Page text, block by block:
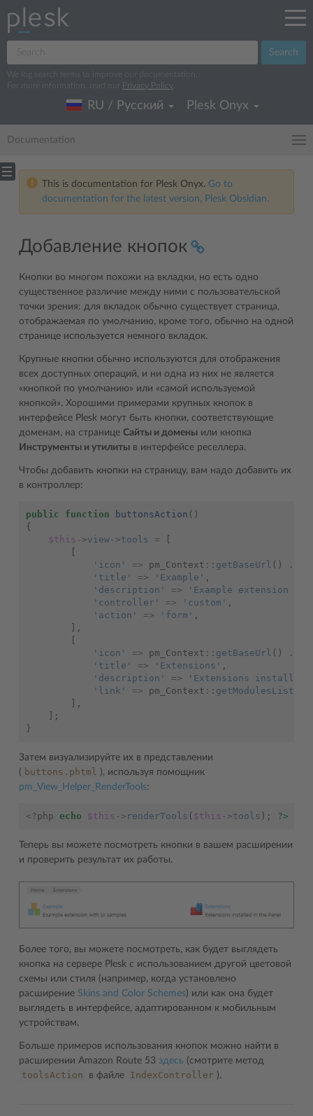
Search
We log search terms to improve our documentation.
For more information, read our
Privacy Policy
RU / Русский Plesk Onyx
Documentation
This is documentation for Plesk Onyx. Go to
documentation for the latest version, Plesk Obsidian.
Добавление кнопок
Кнопки во многом похожи на вкладки, но есть одно
существенное различие между ними с пользовательской
точки зрения: для вкладок обычно существует страница,
отображаемая по умолчанию, кроме того, обычно на одной
странице используется немного вкладок.
Крупные кнопки обычно используются для отображения
всех доступных операций, и ни одна из них не является
«кнопкой по умолчанию» или «самой используемой
кнопкой». Хорошими примерами крупных кнопок в
интерфейсе Plesk могут быть кнопки, соответствующие
доменам, на странице Сайты и домены или кнопка
Инструменты и утилиты в интерфейсе реселлера.
Чтобы добавить кнопки на страницу, вам надо добавить их
в контроллер:
public function buttonsAction ()
{
$this ->view->tools =
'icon'
=> pm_Context :: getBaseUrl () .
'title'
=> 'Example' ,
'description'
=>
'Example extension
'controller'
=> 'custom' ,
'action'
=> 'form' ,
],
'icon'
=> pm_Context :: getBaseUrl () .
'title'
=> 'Extensions' ,
'description'
=>
'Extensions installed
'link'
=> pm_Context :: getModulesListUrl
],
];
}
Затем визуализируйте их в представлении
( buttons.phtml ), используя помощник
pm_View_Helper_RenderTools:
<? php echo $this -> renderTools ( $this ->tools ); ?>
Теперь вы можете посмотреть кнопки в вашем расширении
и проверить результат их работы.
Более того, вы можете посмотреть, как будет выглядеть
кнопка на сервере Plesk с использованием другой цветовой
схемы или стиля (например, когда установлено
расширение Skins and Color Schemes) или как она будет
выглядеть в интерфейсе, адаптированном к мобильным
устройствам.
Больше примеров использования кнопок можно найти в
расширении Amazon Route 53 здесь (смотрите метод
toolsAction в файле IndexController ).